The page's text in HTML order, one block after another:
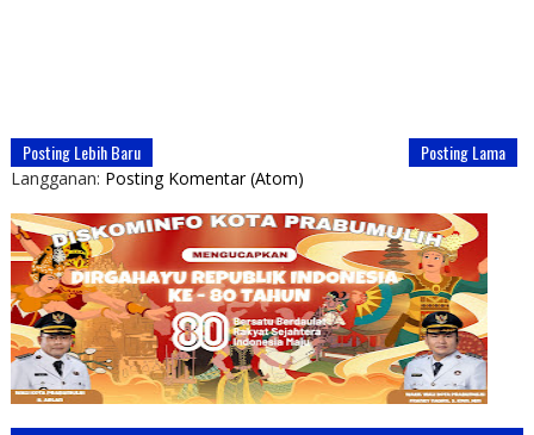
Posting Lebih Baru Posting Lama
Langganan: Posting Komentar (Atom)